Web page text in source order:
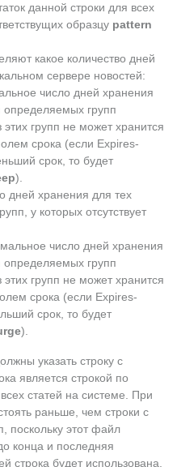
данной строки для всех
образцу pattern
какое количество дней
сервере новостей:
число дней хранения
определяемых групп
групп не может хранится
срока (если Expires-
срок, то будет
).
дней хранения для тех
у которых отсутствует
число дней хранения
определяемых групп
групп не может хранится
срока (если Expires-
срок, то будет
).
указать строку с
является строкой по
статей на системе. При
раньше, чем строки с
поскольку этот файл
конца и последняя
строка будет использована.